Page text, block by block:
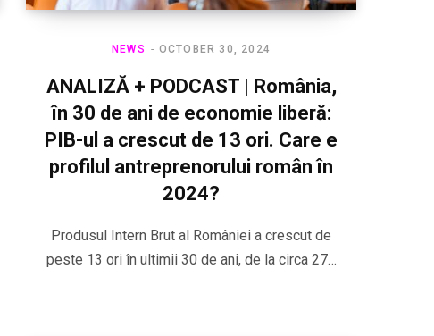
NEWS OCTOBER 30, 2024
ANALIZĂ + PODCAST | România,
în 30 de ani de economie liberă:
PIB-ul a crescut de 13 ori. Care e
profilul antreprenorului român în
2024?
Produsul Intern Brut al României a crescut de
peste 13 ori în ultimii 30 de ani, de la circa 27…